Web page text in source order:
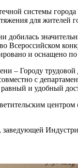
системы
для жителей
Всероссийском
и оснащено
Городу трудовой
с
и удобный